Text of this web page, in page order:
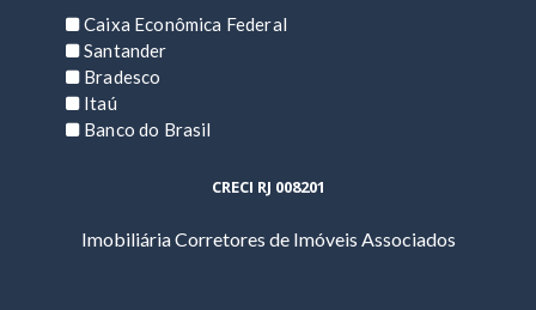
Caixa Econômica Federal
Santander
Bradesco
Itaú
Banco do Brasil
CRECI RJ 008201
Imobiliária Corretores de Imóveis Associados